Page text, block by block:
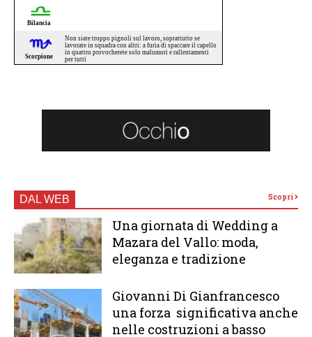
DAL WEB Scopri
Una giornata di Wedding a
Mazara del Vallo: moda,
eleganza e tradizione
Giovanni Di Gianfrancesco
una forza significativa anche
nelle costruzioni a basso